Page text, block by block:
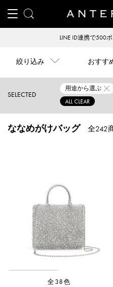
【
絞り込み おすす
SELECTED
用途から選ぶ
ALL CLEAR
ななめがけバッグ 全242
全38色